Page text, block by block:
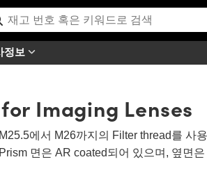
정보
Imaging Lenses
M25.5에서 M26까지의 Filter thread를 사
Prism 면은 AR coated되어 있으며, 옆면